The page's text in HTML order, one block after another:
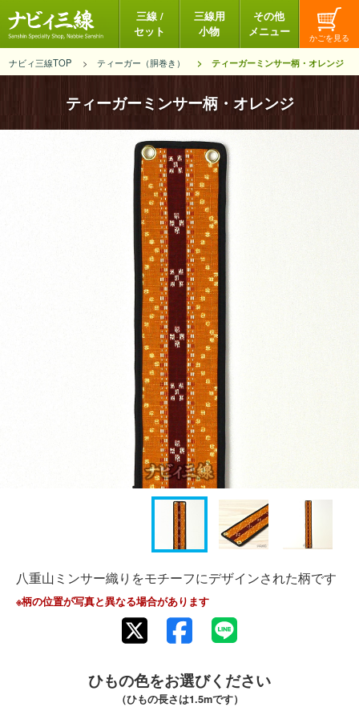
三線 /
セット
三線用
小物
その他
メニュー
ナビィ三線TOP ティーガー（胴巻き） ティーガーミンサー柄・オレンジ
ティーガーミンサー柄・オレンジ
八重山ミンサー織りをモチーフにデザインされた柄です
※柄の位置が写真と異なる場合があります
ひもの色をお選びください
（ひもの長さは1.5mです）